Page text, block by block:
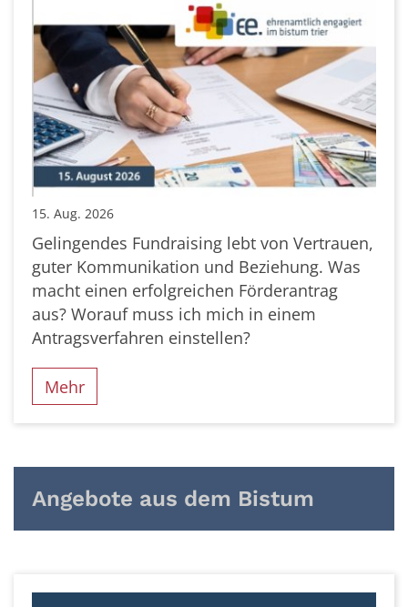
15. Aug. 2026
Gelingendes Fundraising lebt von Vertrauen,
guter Kommunikation und Beziehung. Was
macht einen erfolgreichen Förderantrag
aus? Worauf muss ich mich in einem
Antragsverfahren einstellen?
Mehr
Angebote aus dem Bistum